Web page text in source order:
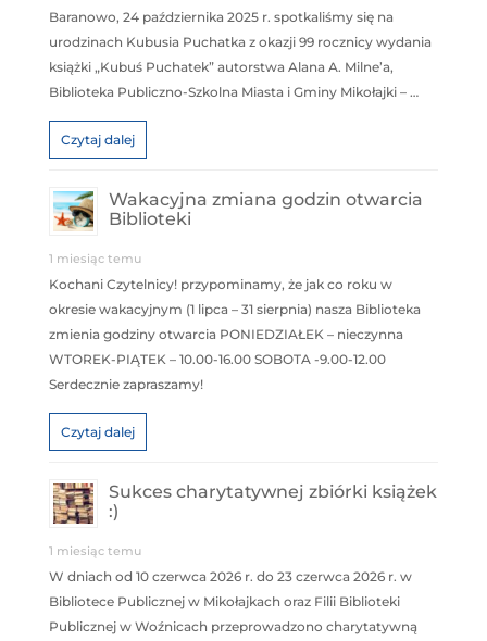
Baranowo, 24 października 2025 r. spotkaliśmy się na
urodzinach Kubusia Puchatka z okazji 99 rocznicy wydania
książki „Kubuś Puchatek” autorstwa Alana A. Milne’a,
Biblioteka Publiczno-Szkolna Miasta i Gminy Mikołajki – …
Czytaj dalej
Wakacyjna zmiana godzin otwarcia
Biblioteki
1 miesiąc temu
Kochani Czytelnicy! przypominamy, że jak co roku w
okresie wakacyjnym (1 lipca – 31 sierpnia) nasza Biblioteka
zmienia godziny otwarcia PONIEDZIAŁEK – nieczynna
WTOREK-PIĄTEK – 10.00-16.00 SOBOTA -9.00-12.00
Serdecznie zapraszamy!
Czytaj dalej
Sukces charytatywnej zbiórki książek
:)
1 miesiąc temu
W dniach od 10 czerwca 2026 r. do 23 czerwca 2026 r. w
Bibliotece Publicznej w Mikołajkach oraz Filii Biblioteki
Publicznej w Woźnicach przeprowadzono charytatywną